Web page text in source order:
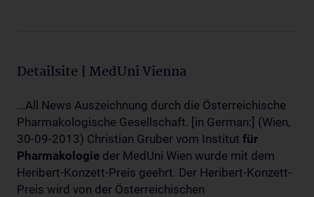
Detailsite | MedUni Vienna
...All News Auszeichnung durch die Österreichische
Pharmakologische Gesellschaft. [in German:] (Wien,
30-09-2013) Christian Gruber vom Institut für
Pharmakologie der MedUni Wien wurde mit dem
Heribert-Konzett-Preis geehrt. Der Heribert-Konzett-
Preis wird von der Österreichischen